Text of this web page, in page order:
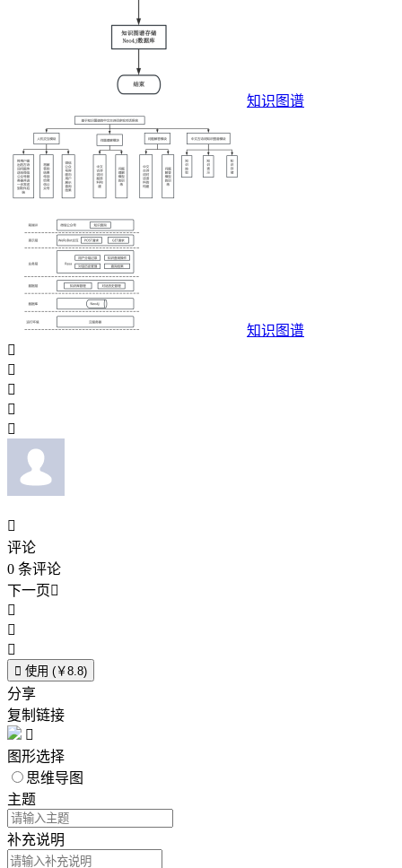
知识图谱
知识图谱






评论
0 条评论
下一页



 使用 (￥8.8)
分享
复制链接

图形选择
思维导图
主题
补充说明